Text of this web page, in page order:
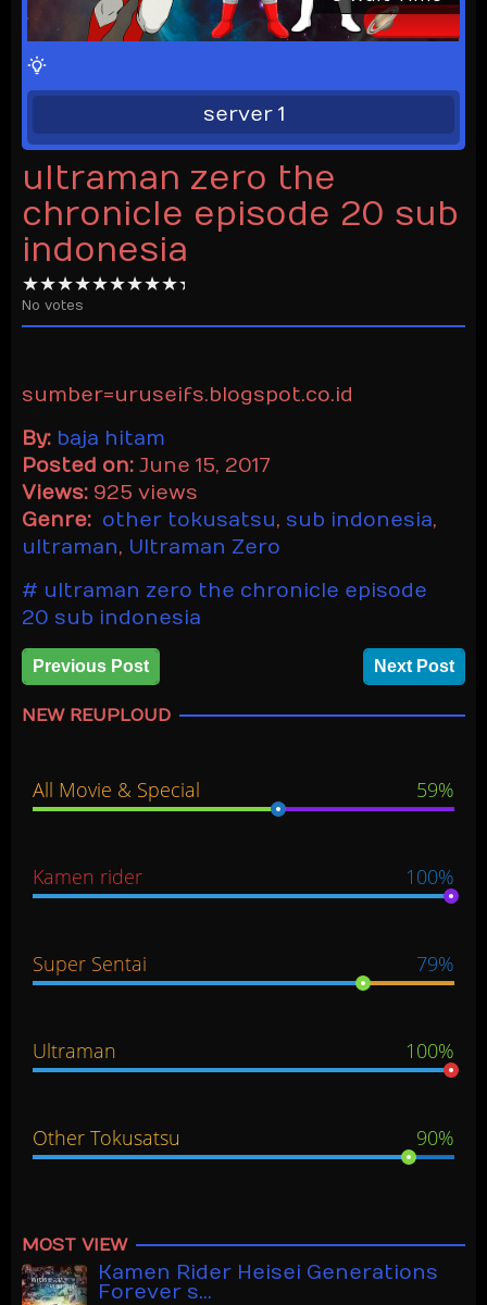
server 1
ultraman zero the
chronicle episode 20 sub
indonesia
No votes
sumber=uruseifs.blogspot.co.id
By: baja hitam
Posted on: June 15, 2017
Views: 925 views
Genre: other tokusatsu, sub indonesia,
ultraman, Ultraman Zero
ultraman zero the chronicle episode
20 sub indonesia
Previous Post Next Post
NEW REUPLOUD
All Movie & Special 59%
Kamen rider 100%
Super Sentai 79%
Ultraman 100%
Other Tokusatsu 90%
MOST VIEW
Kamen Rider Heisei Generations
Forever s…